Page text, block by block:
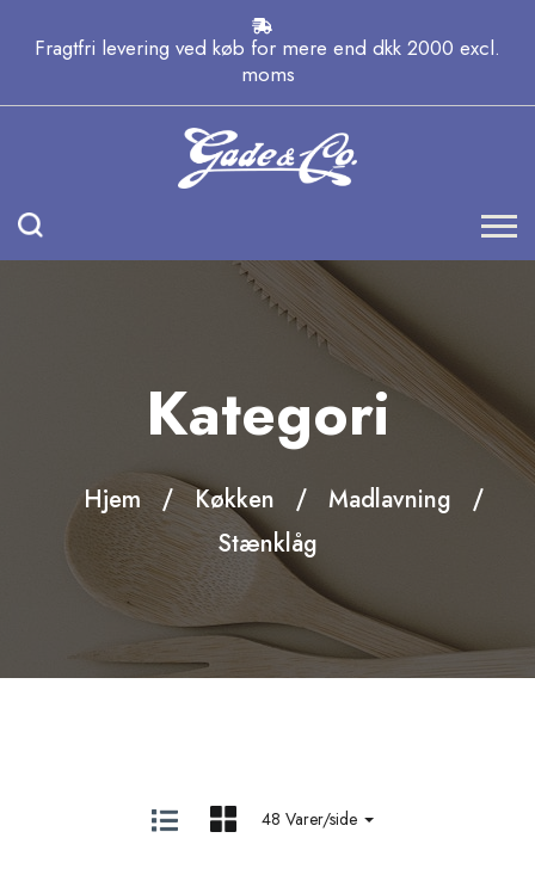
Fragtfri levering ved køb for mere end dkk 2000 excl.
moms
Kategori
Hjem Køkken
Madlavning
Stænklåg
48 Varer/side